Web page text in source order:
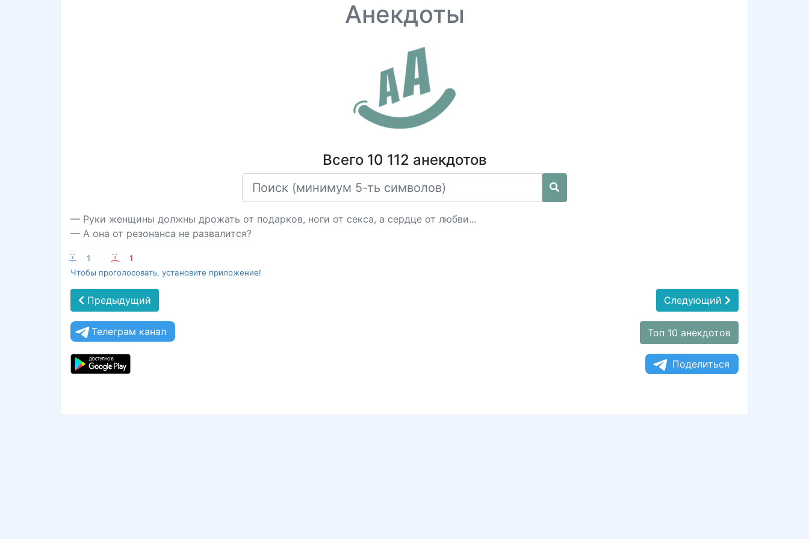
Анекдоты
Всего 10 112 анекдотов
— Руки женщины должны дрожать от подарков, ноги от cекcа, а сердце от любви...
— А она от резонанса не развалится?
:-) 1 :-(
1
Чтобы проголосовать, установите приложение!
Предыдущий Следующий
Телеграм канал Топ 10 анекдотов
Поделиться